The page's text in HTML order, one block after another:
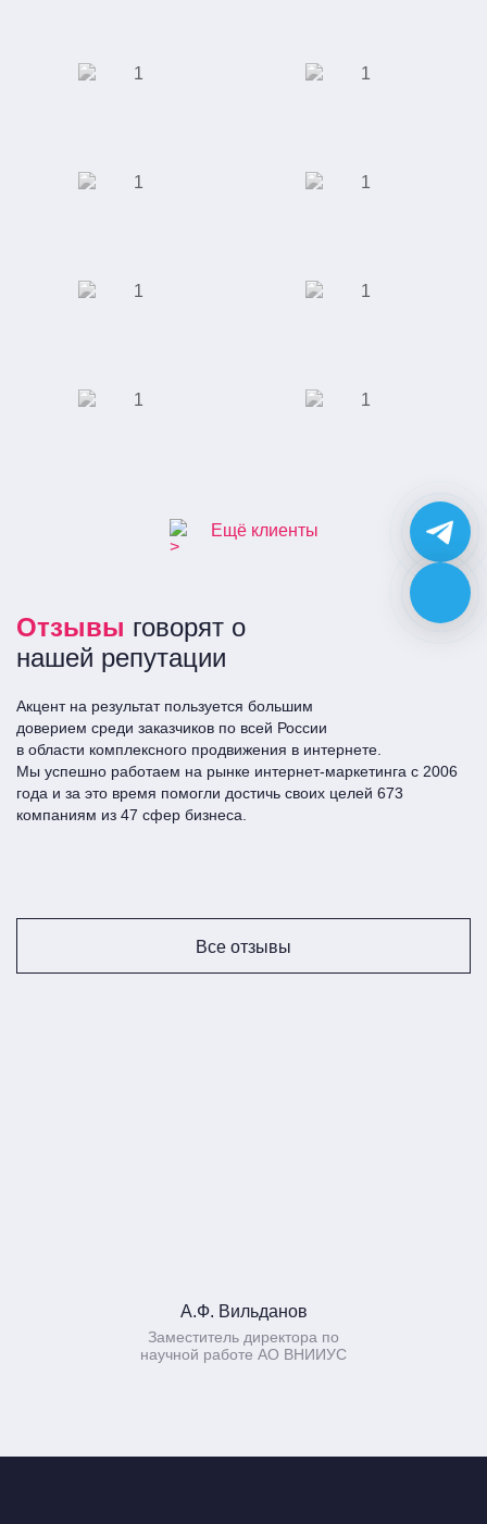
Ещё клиенты
Отзывы говорят о
нашей репутации
Акцент на результат пользуется большим
доверием среди заказчиков по всей Росcии
в области комплексного продвижения в интернете.
Мы успешно работаем на рынке интернет-маркетинга с 2006
года и за это время помогли достичь своих целей 673
компаниям из 47 сфер бизнеса.
Все отзывы
А.Ф. Вильданов
Заместитель директора по
научной работе АО ВНИИУС